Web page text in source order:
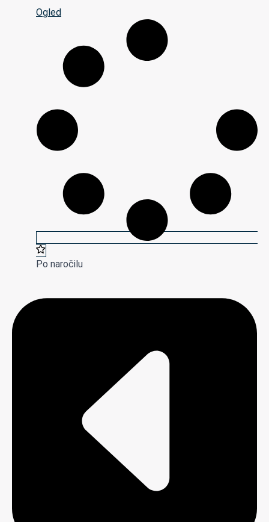
Ogled
Po naročilu